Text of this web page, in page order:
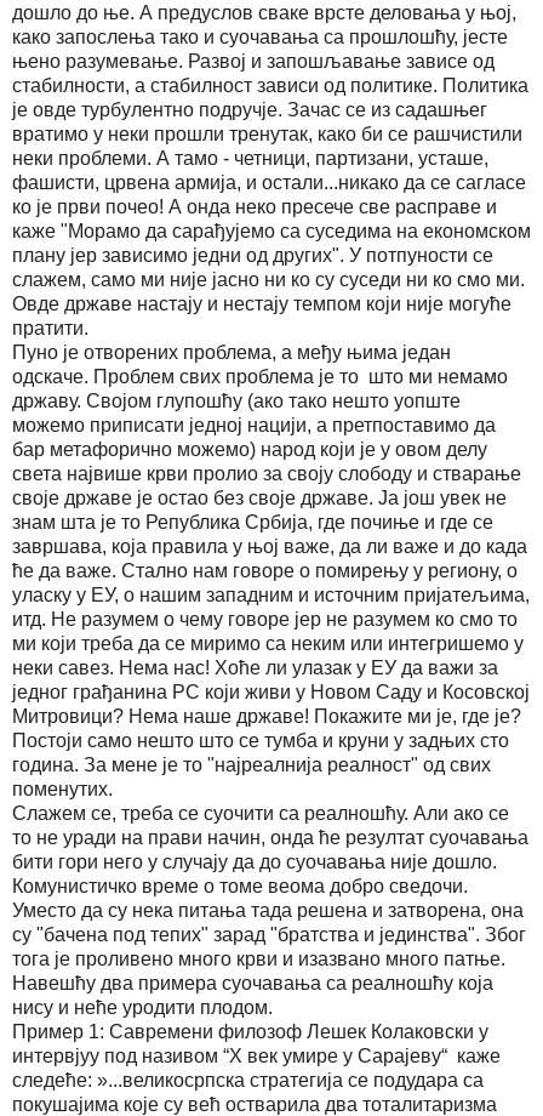
дошло до ње. А предуслов сваке врсте деловања у њој,
како запослења тако и суочавања са прошлошћу, јесте
њено разумевање. Развој и запошљавање зависе од
стабилности, а стабилност зависи од политике. Политика
је овде турбулентно подручје. Зачас се из садашњег
вратимо у неки прошли тренутак, како би се рашчистили
неки проблеми. А тамо - четници, партизани, усташе,
фашисти, црвена армија, и остали...никако да се сагласе
ко је први почео! А онда неко пресече све расправе и
каже "Морамо да сарађујемо са суседима на економском
плану јер зависимо једни од других". У потпуности се
слажем, само ми није јасно ни ко су суседи ни ко смо ми.
Овде државе настају и нестају темпом који није могуће
пратити.
Пуно је отворених проблема, а међу њима један
одскаче. Проблем свих проблема је то што ми немамо
државу. Својом глупошћу (ако тако нешто уопште
можемо приписати једној нацији, а претпоставимо да
бар метафорично можемо) народ који је у овом делу
света највише крви пролио за своју слободу и стварање
своје државе је остао без своје државе. Ја још увек не
знам шта је то Република Србија, где почиње и где се
завршава, која правила у њој важе, да ли важе и до када
ће да важе. Стално нам говоре о помирењу у региону, о
уласку у ЕУ, о нашим западним и источним пријатељима,
итд. Не разумем о чему говоре јер не разумем ко смо то
ми који треба да се миримо са неким или интегришемо у
неки савез. Нема нас! Хоће ли улазак у ЕУ да важи за
једног грађанина РС који живи у Новом Саду и Косовској
Митровици? Нема наше државе! Покажите ми је, где је?
Постоји само нешто што се тумба и круни у задњих сто
година. За мене је то "најреалнија реалност" од свих
поменутих.
Слажем се, треба се суочити са реалношћу. Али ако се
то не уради на прави начин, онда ће резултат суочавања
бити гори него у случају да до суочавања није дошло.
Комунистичко време о томе веома добро сведочи.
Уместо да су нека питања тада решена и затворена, она
су "бачена под тепих" зарад "братства и јединства". Због
тога је проливено много крви и изазвано много патње.
Навешћу два примера суочавања са реалношћу која
нису и неће уродити плодом.
Пример 1: Савремени филозоф Лешек Колаковски у
интервјуу под називом “X век умире у Сарајеву“ каже
следеће: »...великосрпска стратегија се подудара са
покушајима које су већ остварила два тоталитаризма